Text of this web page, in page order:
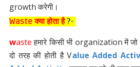
growth करेगी।
Waste क्या होता है?-
wasteहमारे किसी भी organization में
दो तरह की होती है Value Added